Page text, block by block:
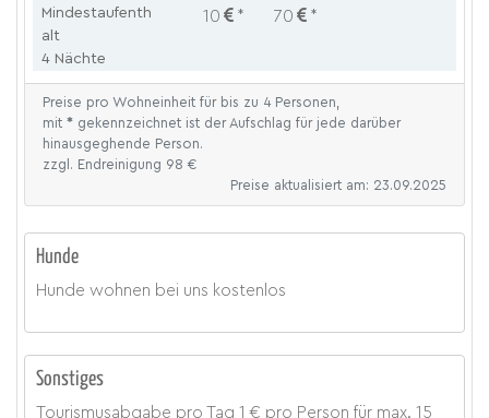
Mindestaufenth
alt
4 Nächte
10 * 70 *
Preise pro Wohneinheit für bis zu 4 Personen,
mit* gekennzeichnet ist der Aufschlag für jede darüber
hinausgeghende Person.
zzgl. Endreinigung 98 €
Preise aktualisiert am: 23.09.2025
Hunde
Hunde wohnen bei uns kostenlos
Sonstiges
Tourismusabgabe pro Tag 1 € pro Person für max. 15